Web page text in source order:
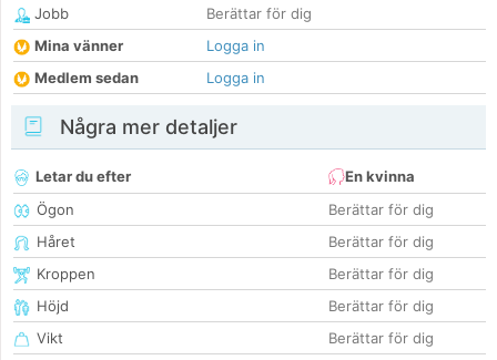
Jobb
Berättar för dig
Mina vänner
Logga in
Medlem sedan
Logga in
Några mer detaljer
Letar du efter
En kvinna
Ögon
Berättar för dig
Håret
Berättar för dig
Kroppen
Berättar för dig
Höjd
Berättar för dig
Vikt
Berättar för dig